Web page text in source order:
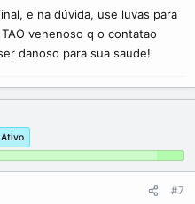
e na dúvida, use luvas para
venenoso q o contatao
danoso para sua saude!
#7